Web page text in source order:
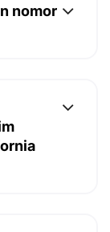
nomor